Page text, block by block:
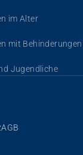
im Alter
mit Behinderungen
Jugendliche
AGB